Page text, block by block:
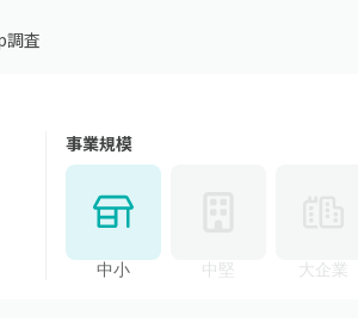
調査
事業規模
中小 中堅 大企業